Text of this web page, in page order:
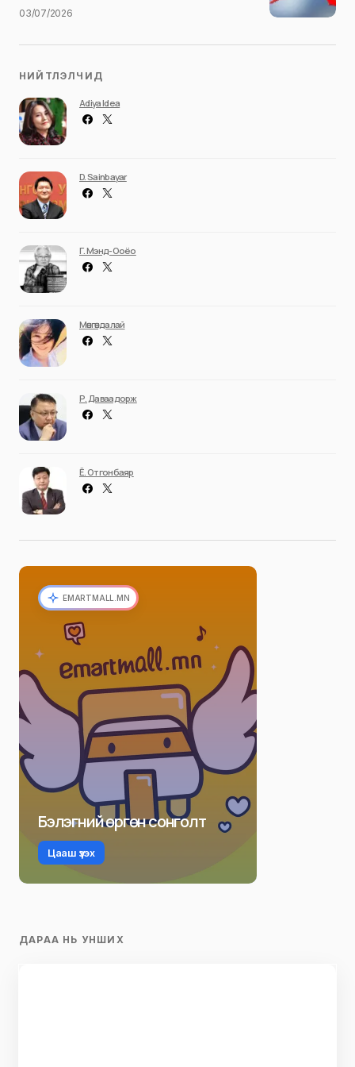
03/07/2026
НИЙТЛЭЛЧИД
Adiya Idea
D. Sainbayar
Г. Мэнд-Ооёо
Мөнгөндалай
Р. Даваадорж
Ё. Отгонбаяр
EMARTMALL.MN
Бэлэгний өргөн сонголт
Цааш үзэх
ДАРАА НЬ УНШИХ